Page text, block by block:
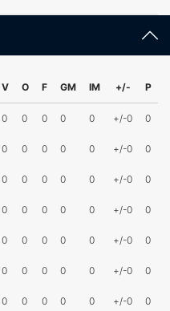
V O F GM IM +/- P
0 0 0 0 0 +/-0 0
0 0 0 0 0 +/-0 0
0 0 0 0 0 +/-0 0
0 0 0 0 0 +/-0 0
0 0 0 0 0 +/-0 0
0 0 0 0 0 +/-0 0
0 0 0 0 0 +/-0 0